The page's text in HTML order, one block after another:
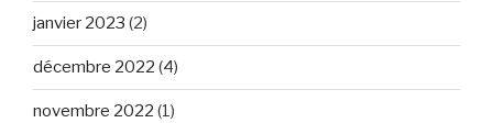
janvier 2023 (2)
décembre 2022 (4)
novembre 2022 (1)